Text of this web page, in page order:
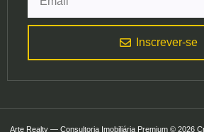
Inscrever-se
Arte Realty — Consultoria Imobiliária Premium © 2026